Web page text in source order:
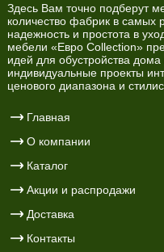
Здесь Вам точно подберут
количество фабрик в самых
надежность и простота в
мебели «Евро Collection»
идей для обустройства
индивидуальные проекты
ценового диапазона и
Главная
О компании
Каталог
Акции и распродажи
Доставка
Контакты